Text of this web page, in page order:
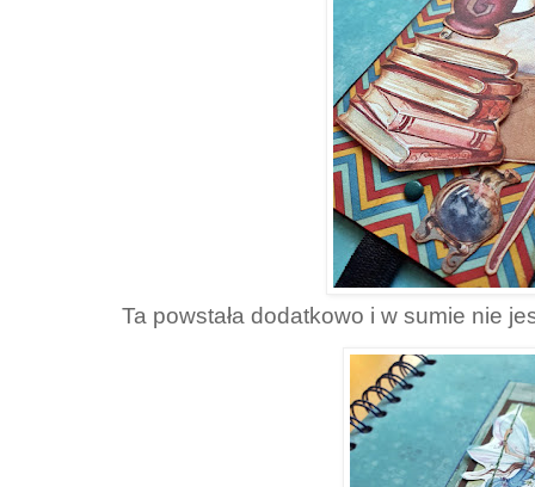
Ta powstała dodatkowo i w sumie nie